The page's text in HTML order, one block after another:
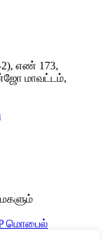
எண் 173,
மாவட்டம்,
மொபைல்